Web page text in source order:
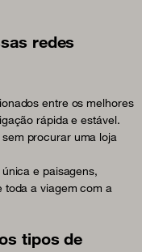
redes
entre os melhores
rápida e estável.
procurar uma loja
e paisagens,
toda a viagem com a
tipos de